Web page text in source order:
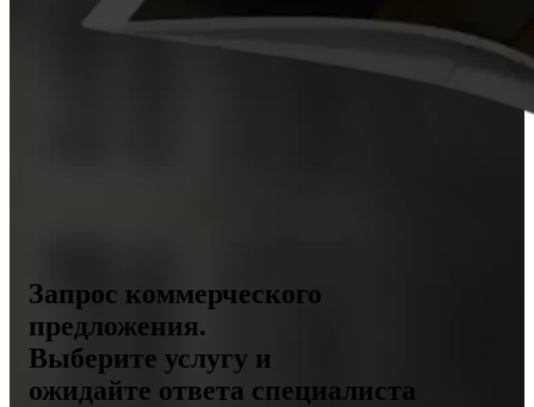
Запрос коммерческого
предложения.
Выберите услугу и
ожидайте ответа специалиста